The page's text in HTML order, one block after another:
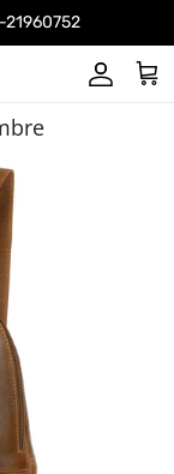
Cuenta